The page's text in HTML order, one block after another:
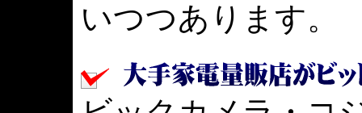
いつつあります。